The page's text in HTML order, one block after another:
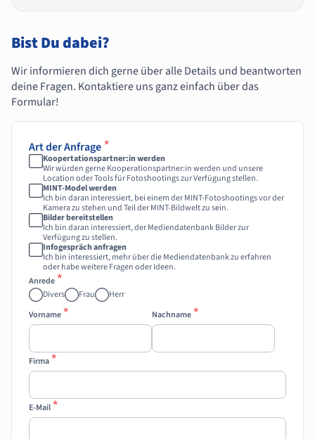
Bist Du dabei?
Wir informieren dich gerne über alle Details und beantworten
deine Fragen. Kontaktiere uns ganz einfach über das
Formular!
Art der Anfrage*
Koopertationspartner:in werden
Wir würden gerne Kooperationspartner:in werden und unsere
Location oder Tools für Fotoshootings zur Verfügung stellen.
MINT-Model werden
Ich bin daran interessiert, bei einem der MINT-Fotoshootings vor der
Kamera zu stehen und Teil der MINT-Bildwelt zu sein.
Bilder bereitstellen
Ich bin daran interessiert, der Mediendatenbank Bilder zur
Verfügung zu stellen.
Infogespräch anfragen
Ich bin interessiert, mehr über die Mediendatenbank zu erfahren
oder habe weitere Fragen oder Ideen.
Anrede*
Divers Frau
Herr
Vorname* Nachname*
Firma*
E-Mail*